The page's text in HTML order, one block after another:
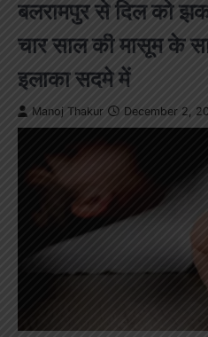
बलरामपुर से दिल को
चार साल की मासूम के
इलाका सदमे में
Manoj Thakur December 2,